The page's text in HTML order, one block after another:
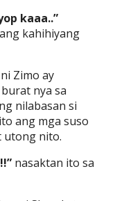
kaaa..”
kahihiyang
Zimo ay
nya sa
nilabasan si
ang mga suso
utong nito.
nasaktan ito sa